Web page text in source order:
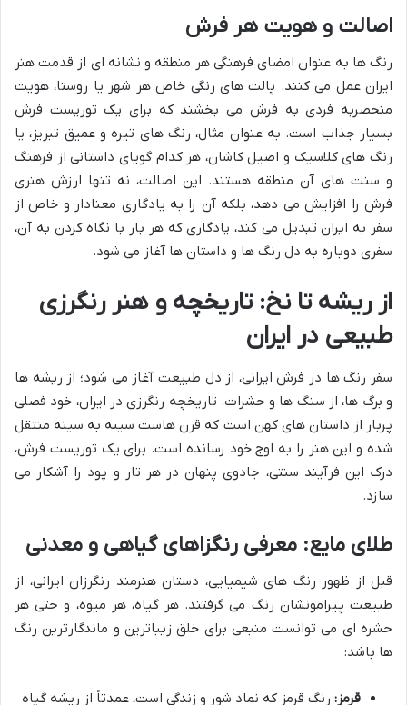
اصالت و هویت هر فرش
رنگ ها به عنوان امضای فرهنگی هر منطقه و نشانه ای از قدمت هنر
ایران عمل می کنند. پالت های رنگی خاص هر شهر یا روستا، هویت
منحصربه فردی به فرش می بخشند که برای یک توریست فرش
بسیار جذاب است. به عنوان مثال، رنگ های تیره و عمیق تبریز، یا
رنگ های کلاسیک و اصیل کاشان، هر کدام گویای داستانی از فرهنگ
و سنت های آن منطقه هستند. این اصالت، نه تنها ارزش هنری
فرش را افزایش می دهد، بلکه آن را به یادگاری معنادار و خاص از
سفر به ایران تبدیل می کند، یادگاری که هر بار با نگاه کردن به آن،
سفری دوباره به دل رنگ ها و داستان ها آغاز می شود.
از ریشه تا نخ: تاریخچه و هنر رنگرزی
طبیعی در ایران
سفر رنگ ها در فرش ایرانی، از دل طبیعت آغاز می شود؛ از ریشه ها
و برگ ها، از سنگ ها و حشرات. تاریخچه رنگرزی در ایران، خود فصلی
پربار از داستان های کهن است که قرن هاست سینه به سینه منتقل
شده و این هنر را به اوج خود رسانده است. برای یک توریست فرش،
درک این فرآیند سنتی، جادوی پنهان در هر تار و پود را آشکار می
سازد.
طلای مایع: معرفی رنگزاهای گیاهی و معدنی
قبل از ظهور رنگ های شیمیایی، دستان هنرمند رنگرزان ایرانی، از
طبیعت پیرامونشان رنگ می گرفتند. هر گیاه، هر میوه، و حتی هر
حشره ای می توانست منبعی برای خلق زیباترین و ماندگارترین رنگ
ها باشد:
قرمز: رنگ قرمز که نماد شور و زندگی است، عمدتاً از ریشه گیاه